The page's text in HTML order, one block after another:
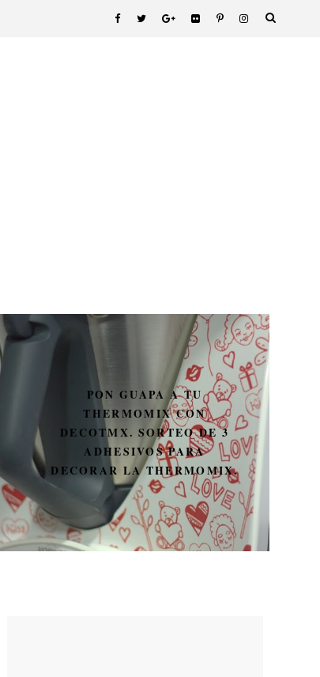
PON GUAPA A TU
THERMOMIX CON
DECOTMX. SORTEO DE 3
ADHESIVOS PARA
DECORAR LA THERMOMIX.